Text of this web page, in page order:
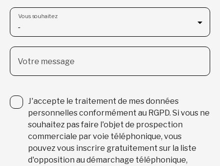
-
Vous souhaitez
Votre message
J'accepte le traitement de mes données
personnelles conformément au RGPD. Si vous ne
souhaitez pas faire l'objet de prospection
commerciale par voie téléphonique, vous
pouvez vous inscrire gratuitement sur la liste
d'opposition au démarchage téléphonique,